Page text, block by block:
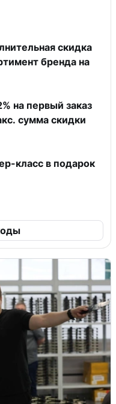
скидка
бренда на
на первый заказ
сумма скидки
класс в подарок